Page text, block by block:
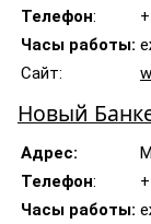
Телефон:
Часы работы:
Сайт:
Новый
Адрес:
Телефон:
Часы работы: